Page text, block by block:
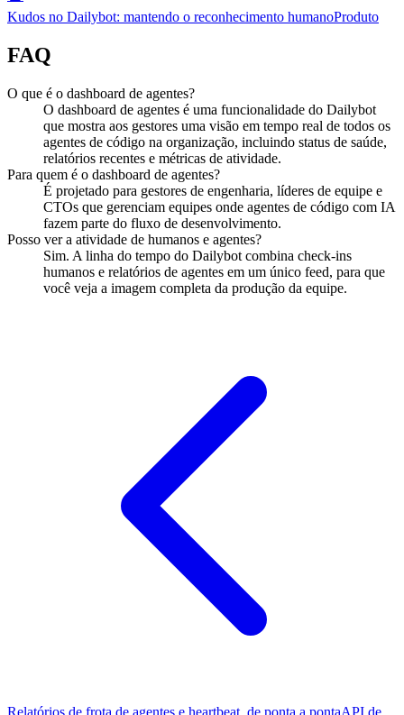
Kudos no Dailybot: mantendo o reconhecimento humanoProduto
FAQ
O que é o dashboard de agentes?
O dashboard de agentes é uma funcionalidade do Dailybot
que mostra aos gestores uma visão em tempo real de todos os
agentes de código na organização, incluindo status de saúde,
relatórios recentes e métricas de atividade.
Para quem é o dashboard de agentes?
É projetado para gestores de engenharia, líderes de equipe e
CTOs que gerenciam equipes onde agentes de código com IA
fazem parte do fluxo de desenvolvimento.
Posso ver a atividade de humanos e agentes?
Sim. A linha do tempo do Dailybot combina check-ins
humanos e relatórios de agentes em um único feed, para que
você veja a imagem completa da produção da equipe.
Relatórios de frota de agentes e heartbeat, de ponta a pontaAPI de